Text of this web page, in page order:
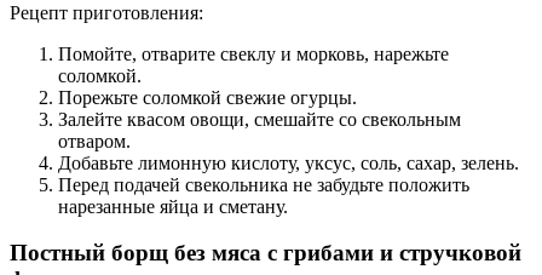
Рецепт приготовления:
Помойте, отварите свеклу и морковь, нарежьте
соломкой.
Порежьте соломкой свежие огурцы.
Залейте квасом овощи, смешайте со свекольным
отваром.
Добавьте лимонную кислоту, уксус, соль, сахар, зелень.
Перед подачей свекольника не забудьте положить
нарезанные яйца и сметану.
Постный борщ без мяса с грибами и стручковой